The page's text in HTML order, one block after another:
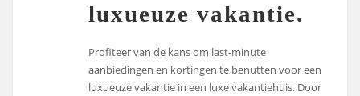
luxueuze vakantie.
Profiteer van de kans om last-minute
aanbiedingen en kortingen te benutten voor een
luxueuze vakantie in een luxe vakantiehuis. Door